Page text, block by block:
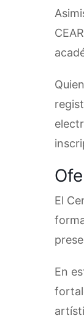
El
En